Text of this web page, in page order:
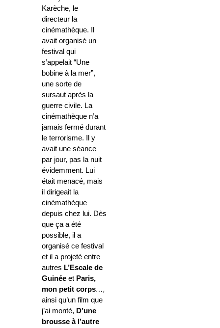
Karèche, le
directeur la
cinémathèque. Il
avait organisé un
festival qui
s’appelait “Une
bobine à la mer”,
une sorte de
sursaut après la
guerre civile. La
cinémathèque n’a
jamais fermé durant
le terrorisme. Il y
avait une séance
par jour, pas la nuit
évidemment. Lui
était menacé, mais
il dirigeait la
cinémathèque
depuis chez lui. Dès
que ça a été
possible, il a
organisé ce festival
et il a projeté entre
autres L’Escale de
Guinée et Paris,
mon petit corps…,
ainsi qu’un film que
j’ai monté, D’une
brousse à l’autre